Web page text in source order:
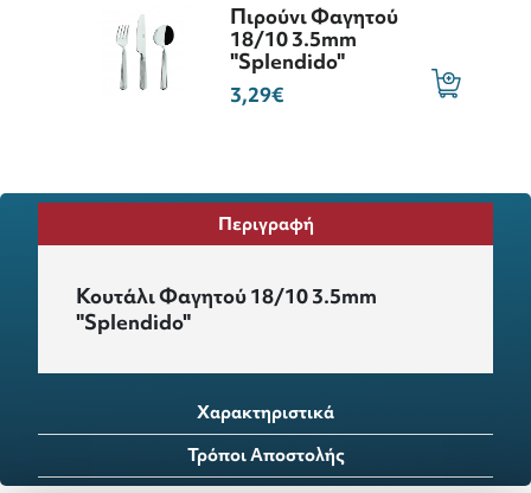
Πιρούνι Φαγητού
18/10 3.5mm
"Splendido"
3,29€
Περιγραφή
Κουτάλι Φαγητού 18/10 3.5mm
"Splendido"
Χαρακτηριστικά
Τρόποι Αποστολής